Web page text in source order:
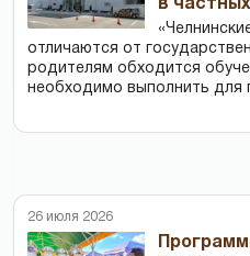
в
отличаются от
родителям обходится
необходимо выполнить для
26 июля 2026